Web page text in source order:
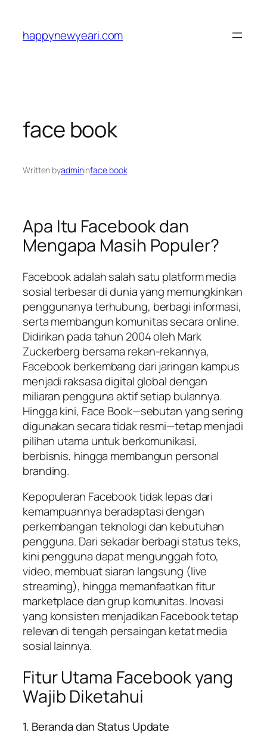
content
happynewyeari.com
face book
Written byadmininface book
Apa Itu Facebook dan
Mengapa Masih Populer?
Facebook adalah salah satu platform media
sosial terbesar di dunia yang memungkinkan
penggunanya terhubung, berbagi informasi,
serta membangun komunitas secara online.
Didirikan pada tahun 2004 oleh Mark
Zuckerberg bersama rekan-rekannya,
Facebook berkembang dari jaringan kampus
menjadi raksasa digital global dengan
miliaran pengguna aktif setiap bulannya.
Hingga kini, Face Book—sebutan yang sering
digunakan secara tidak resmi—tetap menjadi
pilihan utama untuk berkomunikasi,
berbisnis, hingga membangun personal
branding.
Kepopuleran Facebook tidak lepas dari
kemampuannya beradaptasi dengan
perkembangan teknologi dan kebutuhan
pengguna. Dari sekadar berbagi status teks,
kini pengguna dapat mengunggah foto,
video, membuat siaran langsung (live
streaming), hingga memanfaatkan fitur
marketplace dan grup komunitas. Inovasi
yang konsisten menjadikan Facebook tetap
relevan di tengah persaingan ketat media
sosial lainnya.
Fitur Utama Facebook yang
Wajib Diketahui
1. Beranda dan Status Update